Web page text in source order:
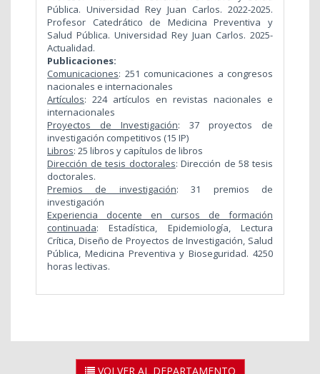
Pública. Universidad Rey Juan Carlos. 2022-2025.
Profesor Catedrático de Medicina Preventiva y
Salud Pública. Universidad Rey Juan Carlos. 2025-
Actualidad.
Publicaciones:
Comunicaciones: 251 comunicaciones a congresos
nacionales e internacionales
Artículos: 224 artículos en revistas nacionales e
internacionales
Proyectos de Investigación: 37 proyectos de
investigación competitivos (15 IP)
Libros: 25 libros y capítulos de libros
Dirección de tesis doctorales: Dirección de 58 tesis
doctorales.
Premios de investigación: 31 premios de
investigación
Experiencia docente en cursos de formación
continuada: Estadística, Epidemiología, Lectura
Crítica, Diseño de Proyectos de Investigación, Salud
Pública, Medicina Preventiva y Bioseguridad. 4250
horas lectivas.
VOLVER AL DEPARTAMENTO